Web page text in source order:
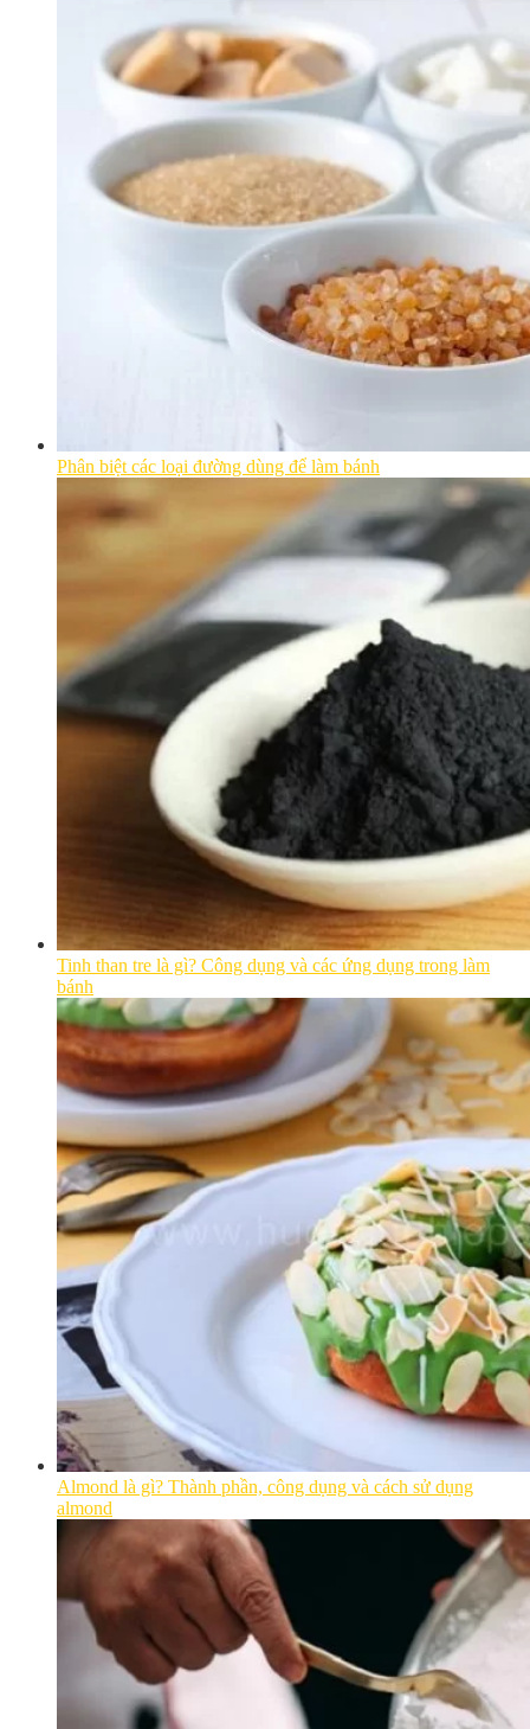
Phân biệt các loại đường dùng để làm bánh
Tinh than tre là gì? Công dụng và các ứng dụng trong làm
bánh
Almond là gì? Thành phần, công dụng và cách sử dụng
almond